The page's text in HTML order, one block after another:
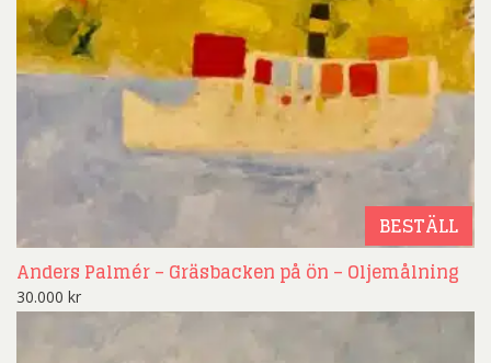
BESTÄLL
Anders Palmér – Gräsbacken på ön – Oljemålning
30.000 kr